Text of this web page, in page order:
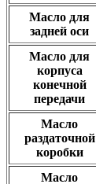
Масло для
задней оси
Масло для
корпуса
конечной
передачи
Масло
раздаточной
коробки
Масло